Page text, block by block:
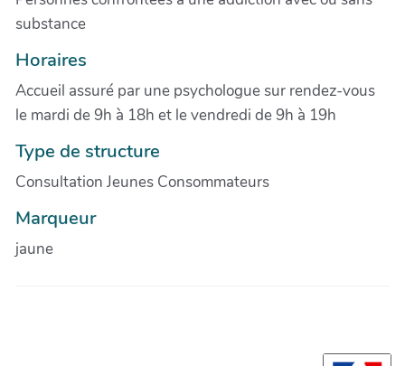
substance
Horaires
Accueil assuré par une psychologue sur rendez-vous
le mardi de 9h à 18h et le vendredi de 9h à 19h
Type de structure
Consultation Jeunes Consommateurs
Marqueur
jaune